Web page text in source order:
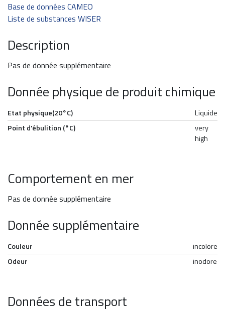
Base de données CAMEO
Liste de substances WISER
Description
Pas de donnée supplémentaire
Donnée physique de produit chimique
Etat physique(20°C)
Liquide
Point d'ébulition (°C)
very
high
Comportement en mer
Pas de donnée supplémentaire
Donnée supplémentaire
Couleur
incolore
Odeur
inodore
Données de transport